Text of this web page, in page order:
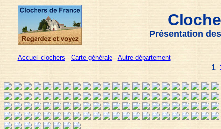
Présentation
Accueil clochers - Carte générale- Autre département
1